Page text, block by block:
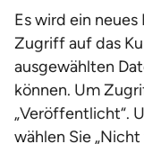
Es wird ein
Zugriff auf das
ausgewählten
können. Um
„Veröffentlicht“.
wählen Sie